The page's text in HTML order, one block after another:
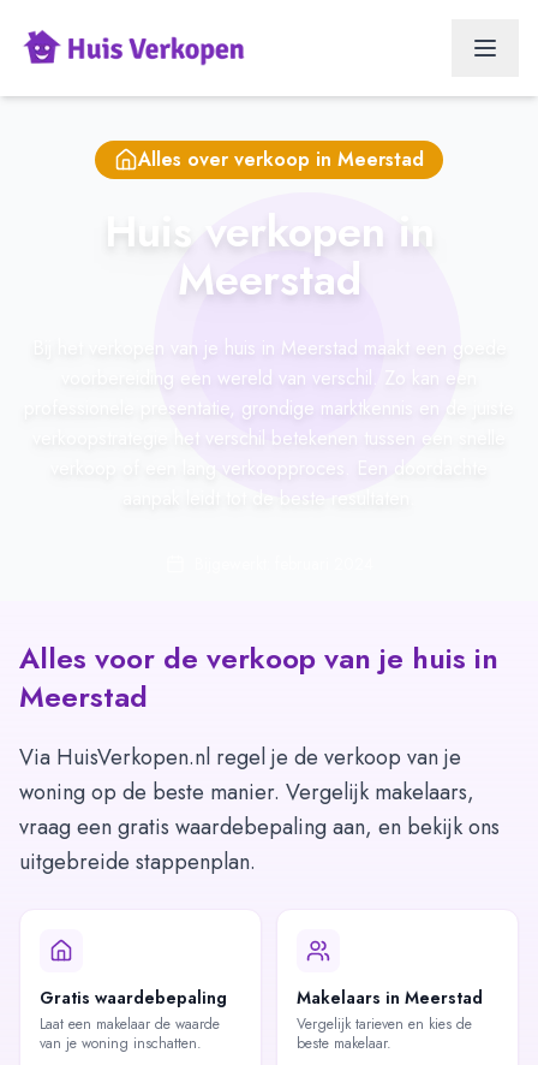
Alles over verkoop in Meerstad
Huis verkopen in
Meerstad
Bij het verkopen van je huis in Meerstad maakt een goede
voorbereiding een wereld van verschil. Zo kan een
professionele presentatie, grondige marktkennis en de juiste
verkoopstrategie het verschil betekenen tussen een snelle
verkoop of een lang verkoopproces. Een doordachte
aanpak leidt tot de beste resultaten.
Alles voor de verkoop van je huis in
Meerstad
Via HuisVerkopen.nl regel je de verkoop van je
woning op de beste manier. Vergelijk makelaars,
vraag een gratis waardebepaling aan, en bekijk ons
uitgebreide stappenplan.
Gratis waardebepaling
Laat een makelaar de waarde
van je woning inschatten.
Makelaars in Meerstad
Vergelijk tarieven en kies de
beste makelaar.